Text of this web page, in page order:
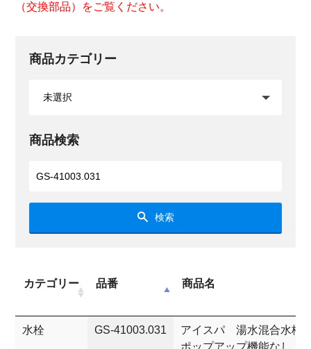
（交換部品）をご覧ください。
商品カテゴリー
商品検索
検索
カテゴリー 品番 商品名
水栓 GS-41003.031
アイスパ 湯水混合水栓
ポップアップ機能なし